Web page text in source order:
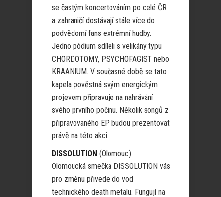
se častým koncertováním po celé ČR
a zahraničí dostávají stále více do
podvědomí fans extrémní hudby.
Jedno pódium sdíleli s velikány typu
CHORDOTOMY, PSYCHOFAGIST nebo
KRAANIUM. V současné době se tato
kapela pověstná svým energickým
projevem připravuje na nahrávání
svého prvního počinu. Několik songů z
připravovaného EP budou prezentovat
právě na této akci.
DISSOLUTION (Olomouc)
Olomoucká smečka DISSOLUTION vás
pro změnu přivede do vod
technického death metalu. Fungují na